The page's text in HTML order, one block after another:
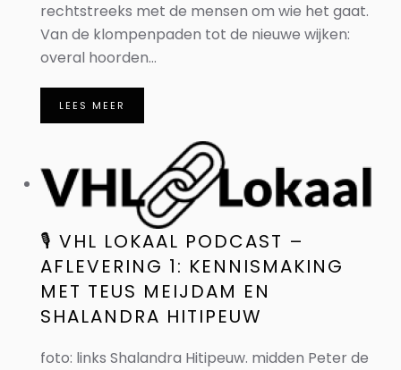
rechtstreeks met de mensen om wie het gaat.
Van de klompenpaden tot de nieuwe wijken:
overal hoorden...
LEES MEER
🎙️ VHL LOKAAL PODCAST –
AFLEVERING 1: KENNISMAKING
MET TEUS MEIJDAM EN
SHALANDRA HITIPEUW
foto: links Shalandra Hitipeuw. midden Peter de